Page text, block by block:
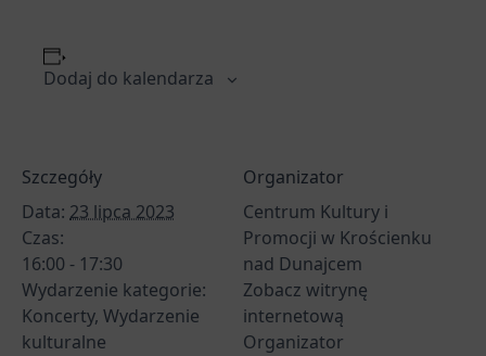
Dodaj do kalendarza
Szczegóły
Data: 23 lipca 2023
Czas:
16:00 - 17:30
Wydarzenie kategorie:
Koncerty, Wydarzenie
kulturalne
Organizator
Centrum Kultury i
Promocji w Krościenku
nad Dunajcem
Zobacz witrynę
internetową
Organizator